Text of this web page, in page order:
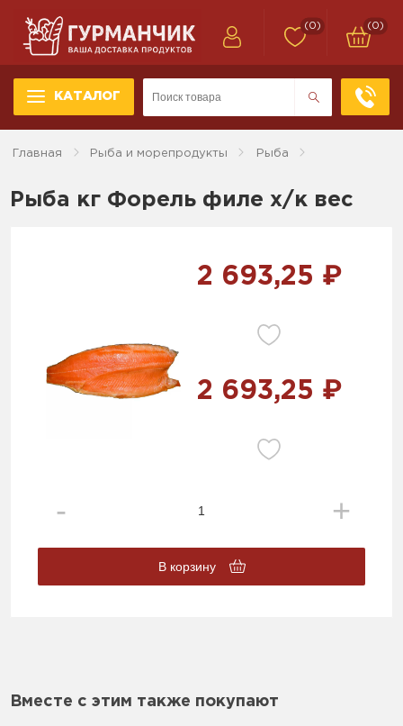
КАТАЛОГ
(0) (0)
Главная Рыба и морепродукты Рыба
Рыба кг Форель филе х/к вес
2 693,25 ₽
2 693,25 ₽
В корзину
Вместе с этим также покупают